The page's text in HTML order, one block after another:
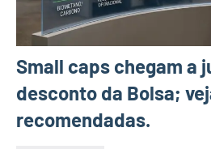
Small caps chegam a
desconto da Bolsa;
recomendadas.